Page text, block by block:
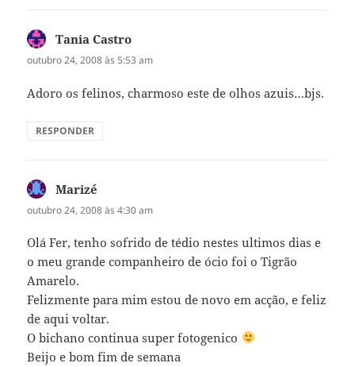
Tania Castro
outubro 24, 2008 às 5:53 am
Adoro os felinos, charmoso este de olhos azuis…bjs.
RESPONDER
Marizé
outubro 24, 2008 às 4:30 am
Olá Fer, tenho sofrido de tédio nestes ultimos dias e
o meu grande companheiro de ócio foi o Tigrão
Amarelo.
Felizmente para mim estou de novo em acção, e feliz
de aqui voltar.
O bichano continua super fotogenico
Beijo e bom fim de semana